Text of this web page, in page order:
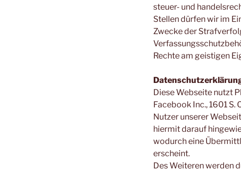
steuer- und
Stellen dürfen wir im
Zwecke der
Rechte am geistigen
Diese Webseite nutzt
Facebook Inc., 1601
Nutzer unserer
hiermit darauf
wodurch eine
erscheint.
Des Weiteren werden